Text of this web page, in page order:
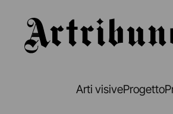
Arti visiveProgetto